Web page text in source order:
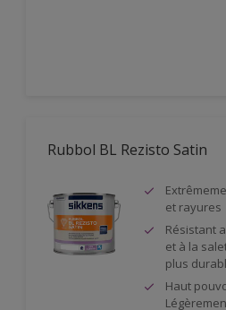
Rubbol BL Rezisto Satin
et rayures
Résistant
et à la
plus
Haut